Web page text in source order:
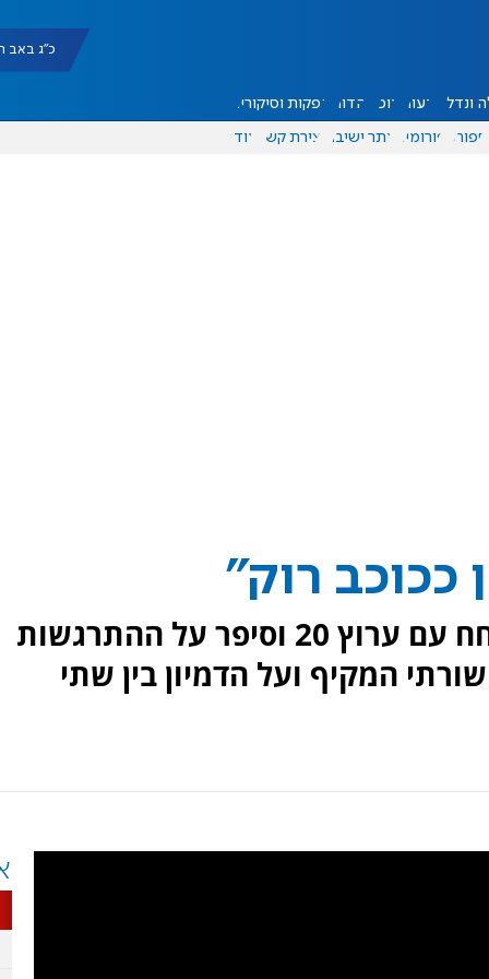
כ"ג באב תשפ"ו
ונדל"ן דעות אוכל יהדות הפקות וסיקורים
ספורט פורומים אתר ישיבה יצירת קשר עוד
ככוכב רוק"
העיתונאי ההודי, סוניל בהט, שוחח עם ערוץ 20 וסיפר על ההתרגשות
המקיף ועל הדמיון בין שתי